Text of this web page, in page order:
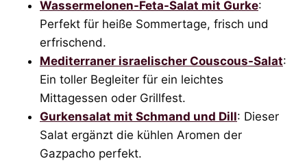
Wassermelonen-Feta-Salat mit Gurke:
Perfekt für heiße Sommertage, frisch und
erfrischend.
Mediterraner israelischer Couscous-Salat:
Ein toller Begleiter für ein leichtes
Mittagessen oder Grillfest.
Gurkensalat mit Schmand und Dill: Dieser
Salat ergänzt die kühlen Aromen der
Gazpacho perfekt.